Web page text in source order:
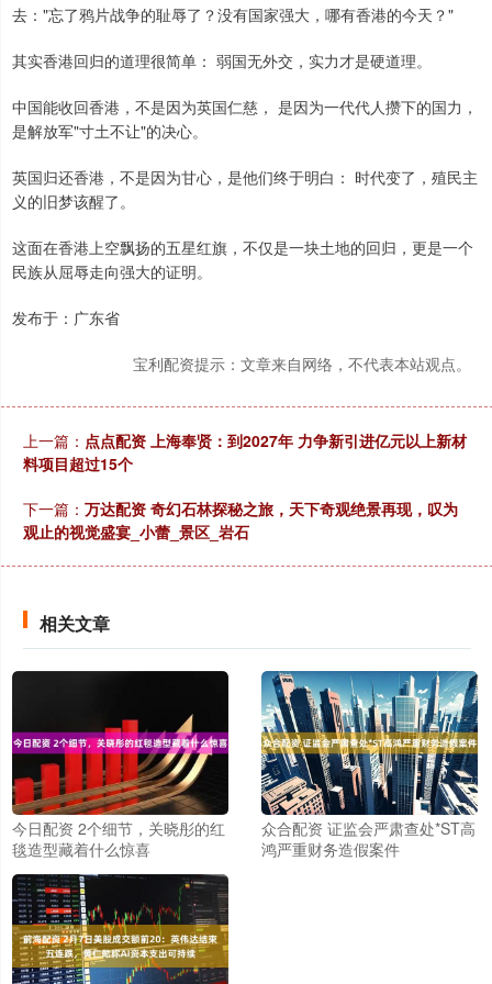
去："忘了鸦片战争的耻辱了？没有国家强大，哪有香港的今天？"
其实香港回归的道理很简单： 弱国无外交，实力才是硬道理。
中国能收回香港，不是因为英国仁慈， 是因为一代代人攒下的国力，
是解放军"寸土不让"的决心。
英国归还香港，不是因为甘心，是他们终于明白： 时代变了，殖民主
义的旧梦该醒了。
这面在香港上空飘扬的五星红旗，不仅是一块土地的回归，更是一个
民族从屈辱走向强大的证明。
发布于：广东省
宝利配资提示：文章来自网络，不代表本站观点。
上一篇： 点点配资 上海奉贤：到2027年 力争新引进亿元以上新材
料项目超过15个
下一篇： 万达配资 奇幻石林探秘之旅，天下奇观绝景再现，叹为
观止的视觉盛宴_小蕾_景区_岩石
相关文章
今日配资 2个细节，关晓彤的红
毯造型藏着什么惊喜
众合配资 证监会严肃查处*ST高
鸿严重财务造假案件